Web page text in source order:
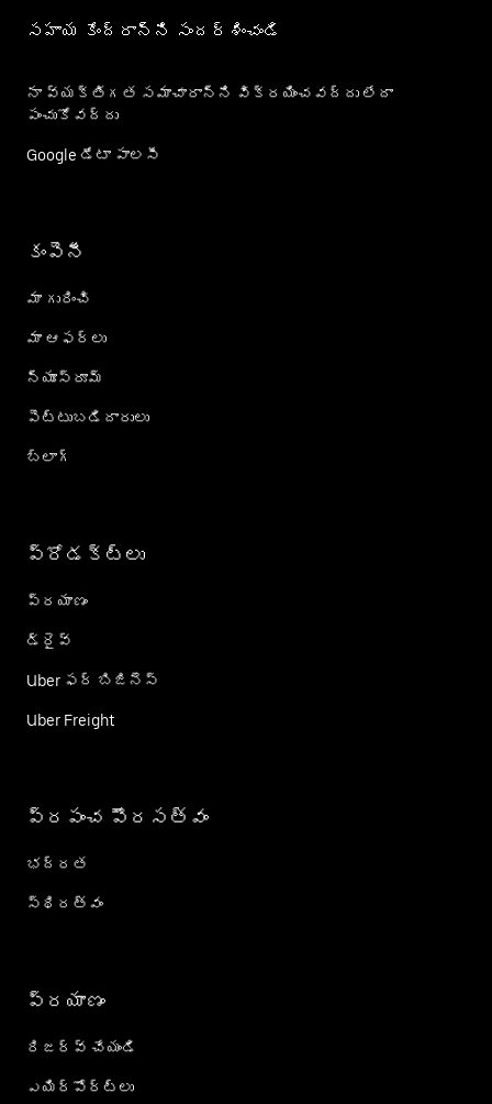
సహాయ కేంద్రాన్ని సందర్శించండి
నా వ్యక్తిగత సమాచారాన్ని విక్రయించవద్దు లేదా
పంచుకోవద్దు
Google డేటా పాలసీ
కంపెనీ
మా గురించి
మా ఆఫర్లు
న్యూస్‌రూమ్
పెట్టుబడిదారులు
బ్లాగ్
ప్రోడక్ట్؜లు
ప్రయాణం
డ్రైవ్
Uber ఫర్ బిజినెస్
Uber Freight
ప్రపంచ పౌరసత్వం
భద్రత
స్థిరత్వం
ప్రయాణం
రిజర్వ్ చేయండి
ఎయిర్؜పోర్ట్؜లు